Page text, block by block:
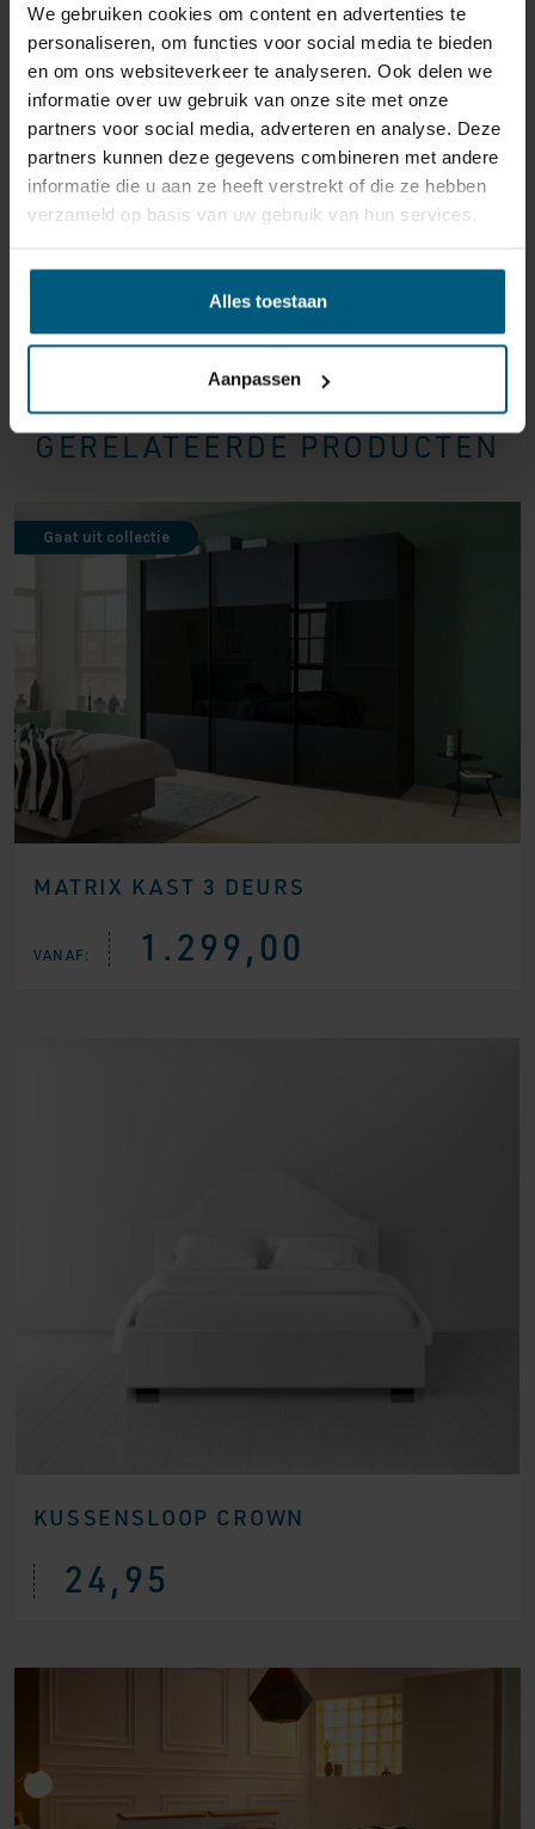
We gebruiken cookies om content en advertenties te
personaliseren, om functies voor social media te bieden
en om ons websiteverkeer te analyseren. Ook delen we
informatie over uw gebruik van onze site met onze
partners voor social media, adverteren en analyse. Deze
partners kunnen deze gegevens combineren met andere
informatie die u aan ze heeft verstrekt of die ze hebben
verzameld op basis van uw gebruik van hun services.
Alles toestaan
Aanpassen
reden ook is, u heeft het recht uw bestelling tot 14
dagen na ontvangst zonder opgave van reden te
annuleren. Behandel het product met zorg en zorg
ervoor dat deze bij het retour sturen goed verpakt is.
Mocht het product beschadigd zijn of is de verpakking
meer beschadigd dan nodig, dan kunnen we deze
waardevermindering van het product aan u
doorberekenen.
GERELATEERDE PRODUCTEN
MATRIX KAST 3 DEURS
Gaat uit collectie
VANAF: 1.299,00
KUSSENSLOOP CROWN
24,95